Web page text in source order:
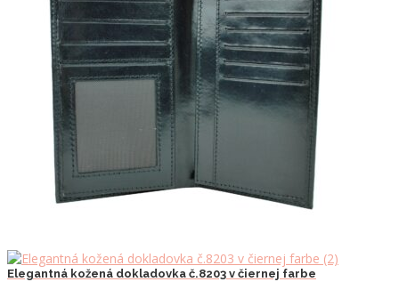
Elegantná kožená dokladovka č.8203 v čiernej farbe